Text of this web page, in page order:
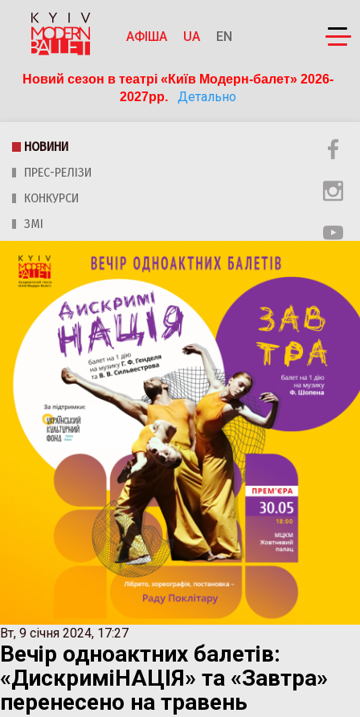
АФІША UA EN
Новий сезон в театрі «Київ Модерн-балет» 2026-
2027рр.
Детально
НОВИНИ
ПРЕС-РЕЛІЗИ
КОНКУРСИ
ЗМІ
Вт, 9 сiчня 2024, 17:27
Вечір одноактних балетів:
«ДискриміНАЦІЯ» та «Завтра»
перенесено на травень